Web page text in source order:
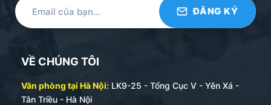
VỀ CHÚNG TÔI
Văn phòng tại Hà Nội: LK9-25 - Tổng Cục V - Yên Xá -
Tân Triều - Hà Nội